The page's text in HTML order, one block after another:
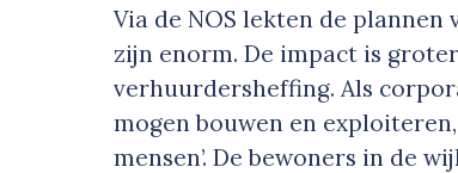
Via de NOS lekten de
zijn enorm. De impact is
verhuurdersheffing. Als
mogen bouwen en
mensen’. De bewoners in de